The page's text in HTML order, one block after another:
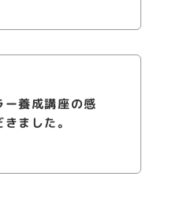
ー養成講座の感
ました。